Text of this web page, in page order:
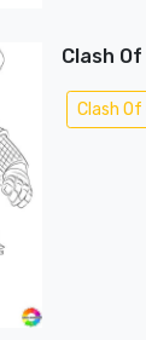
Clash Of
Clash Of